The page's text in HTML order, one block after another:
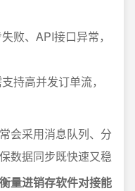
败、API接口异常，
持高并发订单流，
会采用消息队列、分
数据同步既快速又稳
量进销存软件对接能